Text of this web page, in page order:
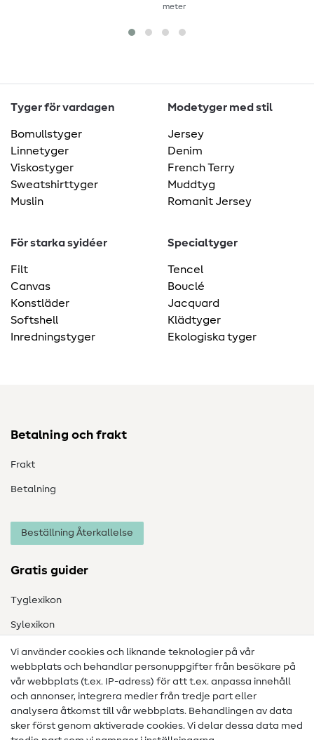
meter
Tyger för vardagen
Bomullstyger
Linnetyger
Viskostyger
Sweatshirttyger
Muslin
Modetyger med stil
Jersey
Denim
French Terry
Muddtyg
Romanit Jersey
För starka syidéer
Filt
Canvas
Konstläder
Softshell
Inredningstyger
Specialtyger
Tencel
Bouclé
Jacquard
Klädtyger
Ekologiska tyger
Betalning och frakt
Frakt
Betalning
Beställning Återkallelse
Gratis guider
Tyglexikon
Sylexikon
Sömnadsinstruktioner
Hjälp & kontakt
Kontakt
Information om byte av operatör
Vi använder cookies och liknande teknologier på vår
webbplats och behandlar personuppgifter från besökare på
vår webbplats (t.ex. IP-adress) för att t.ex. anpassa innehåll
och annonser, integrera medier från tredje part eller
analysera åtkomst till vår webbplats. Behandlingen av data
sker först genom aktiverade cookies. Vi delar dessa data med